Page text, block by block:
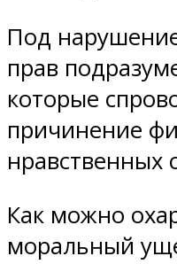
Под
прав
которые
причинение
нравственных
Как можно
моральный